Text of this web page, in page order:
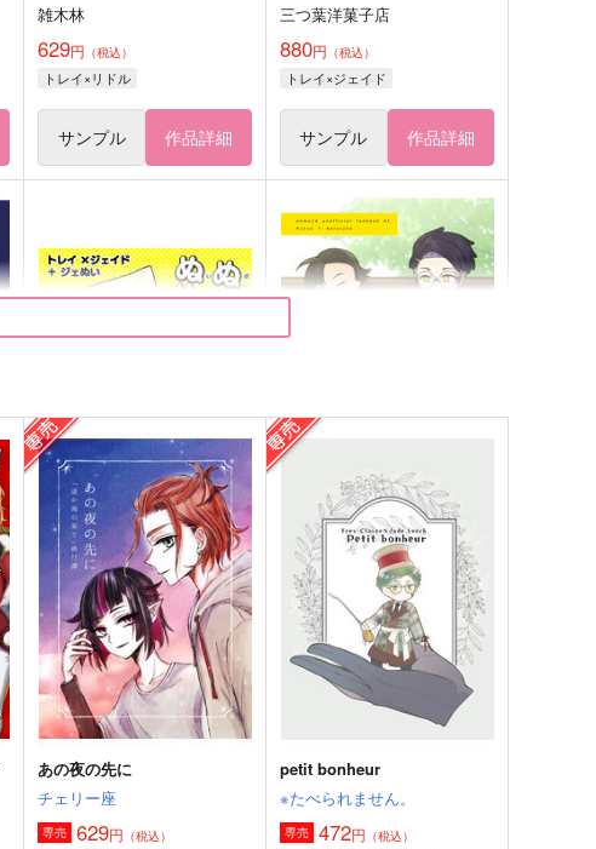
雑木林
629円 （税込）
トレイ×リドル
サンプル 作品詳細
三つ葉洋菓子店
880円 （税込）
トレイ×ジェイド
サンプル 作品詳細
ぬぬぬぬぬぬぬぬぬぬぬぬ
っ!!
memento
629円 （税込）
トレイ×ジェイド
サンプル 作品詳細
On y va！
五時間睡眠
787円 （税込）
キョウヤ×カラスバ
サンプル 作品詳細
あの夜の先に
チェリー座
専売 629円 （税込）
petit bonheur
※たべられません。
専売 472円 （税込）